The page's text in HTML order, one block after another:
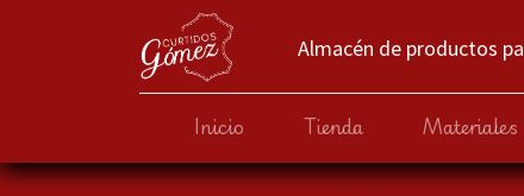
Almacén de productos
Inicio Tienda Materiales